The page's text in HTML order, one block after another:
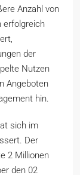
Anzahl von
erfolgreich
der
Nutzen
Angeboten
hin.
sich im
Der
2 Millionen
den 02